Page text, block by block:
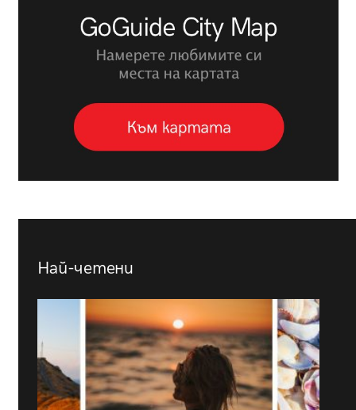
Най-четени